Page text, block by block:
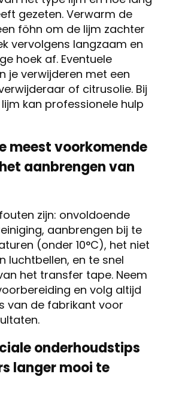
gezeten. Verwarm de
föhn om de lijm zachter
vervolgens langzaam en
hoek af. Eventuele
je verwijderen met een
of citrusolie. Bij
kan professionele hulp
meest voorkomende
aanbrengen van
zijn: onvoldoende
aanbrengen bij te
(onder 10°C), het niet
luchtbellen, en te snel
het transfer tape. Neem
en volg altijd
van de fabrikant voor
onderhoudstips
langer mooi te